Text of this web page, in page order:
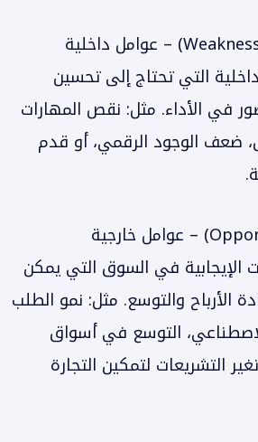
التي تحتاج إلى تحسين
في الأداء. مثل: نقص المهارات
ضعف الوجود الرقمي، أو قدم
الإيجابية في السوق التي يمكن
الأرباح والتوسع. مثل: نمو الطلب
التوسع في أسواق
التشريعات لتمكين التجارة